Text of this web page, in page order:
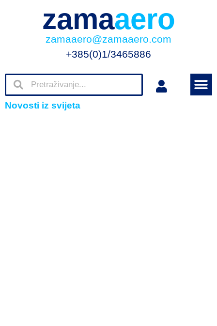
zamaaero
zamaaero@zamaaero.com
+385(0)1/3465886
Novosti iz svijeta